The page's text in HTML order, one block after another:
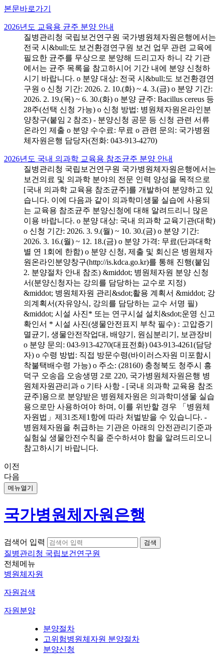
본문바로가기
2026년도 교육용 균주 분양 안내
질병관리청 국립보건연구원 국가병원체자원은행에서는
전국 시&bull;도 보건환경연구원 보건 업무 관련 교육에
필요한 균주를 무상으로 분양해 드리고자 하니 각 기관
에서는 균주 목록을 참고하시어 기간 내에 분양 신청하
시기 바랍니다. o 분양 대상: 전국 시&bull;도 보건환경연
구원 o 신청 기간: 2026. 2. 10.(화) ~ 4. 3.(금) o 분양 기간:
2026. 2. 19.(목) ~ 6. 30.(화) o 분양 균주: Bacillus cereus 등
28주(선택 신청 가능) o 신청 방법: 병원체자원온라인분
양창구(붙임 2 참조) - 분양신청 공문 등 신청 관련 서류
온라인 제출 o 분양 수수료: 무료 o 관련 문의: 국가병원
체자원은행 담당자(전화: 043-913-4270)
2026년도 국내 의과학 교육용 참조균주 분양 안내
질병관리청 국립보건연구원 국가병원체자원은행에서는
보건의료 및 의과학 분야의 전문 인력 양성을 목적으로
[국내 의과학 교육용 참조균주]를 개발하여 분양하고 있
습니다. 이에 다음과 같이 의과학미생물 실습에 사용되
는 교육용 참조균주 분양신청에 대해 알려드리니 많은
이용 바랍니다. o 분양 대상: 국내 의과학 교육기관(대학)
o 신청 기간: 2026. 3. 9.(월) ~ 10. 30.(금) o 분양 기간:
2026. 3. 16.(월) ~ 12. 18.(금) o 분양 가격: 무료(단과대학
별 연 1회에 한함) o 분양 신청, 제출 및 회신은 병원체자
원온라인분양창구(http://is.kdca.go.kr)를 통해 진행(붙임
2. 분양절차 안내 참조) &middot; 병원체자원 분양 신청
서(분양신청자는 강의를 담당하는 교수로 지정)
&middot; 병원체자원 관리&sdot;활용 계획서 &middot; 강
의계획서(자유양식, 강의를 담당하는 교수 서명 필)
&middot; 시설 사진* 또는 연구시설 설치&sdot;운영 신고
확인서 * 시설 사진(생물안전표지 부착 필수) : 고압증기
멸균기, 생물안전작업대, 배양기, 원심분리기, 보관장비
o 분양 문의: 043-913-4270(대표전화) 043-913-4261(담당
자) o 수령 방법: 직접 방문수령(바이러스자원 미포함시
착불택배수령 가능) o 주소: (28160) 충청북도 청주시 흥
덕구 오송읍 오송생명 2로 220, 국가병원체자원은행 병
원체자원관리과 o 기타 사항 - [국내 의과학 교육용 참조
균주]용으로 분양받은 병원체자원은 의과학미생물 실습
용으로만 사용하여야 하며, 이를 위반할 경우 「병원체
자원법」제31조제1항에 따라 처벌받을 수 있습니다. -
병원체자원을 취급하는 기관은 아래의 안전관리기준과
실험실 생물안전수칙을 준수하셔야 함을 알려드리오니
참고하시기 바랍니다.
이전
다음
메뉴열기
국가병원체자원은행
검색어 입력
질병관리청 국립보건연구원
전체메뉴
병원체자원
자원검색
자원분양
분양절차
고위험병원체자원 분양절차
분양신청